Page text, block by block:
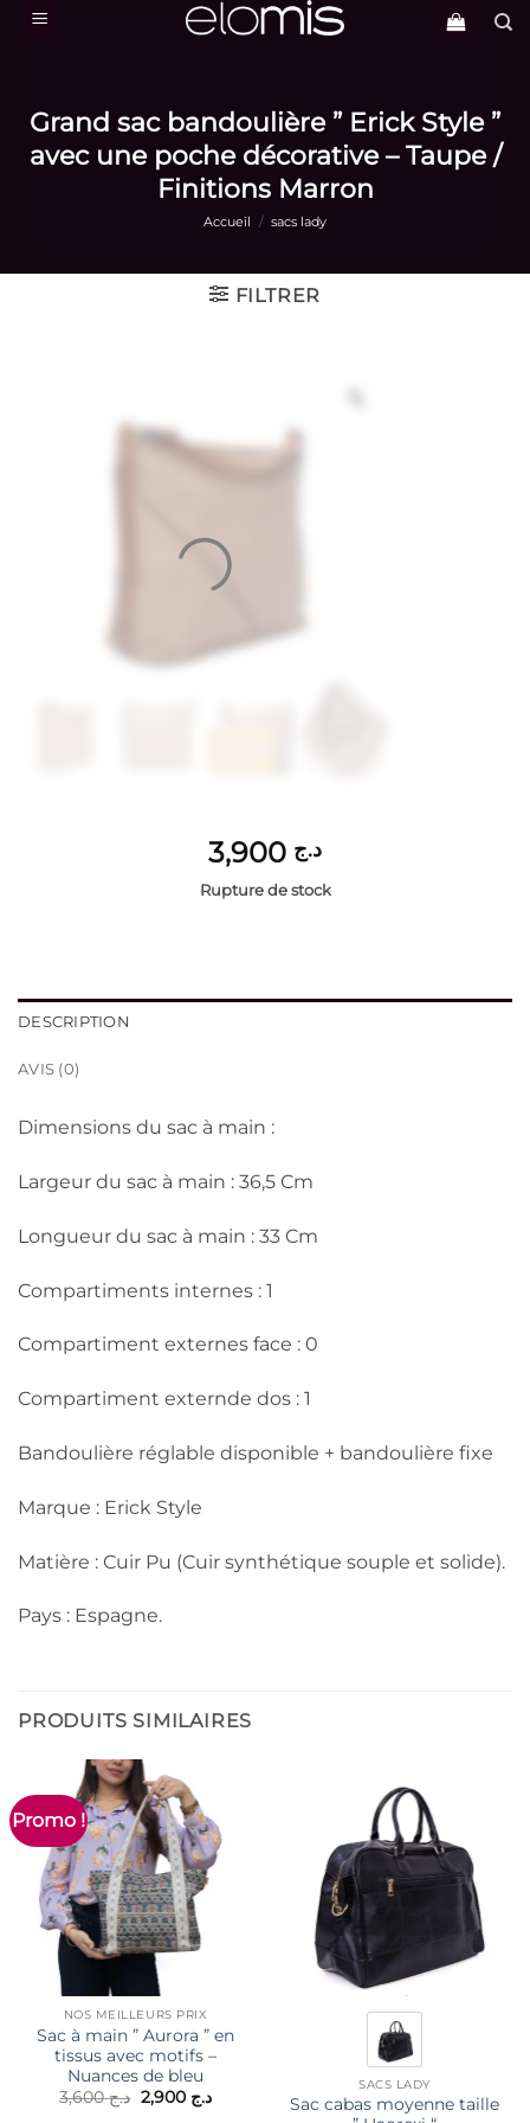
Passer
Grand sac bandoulière ” Erick Style ”
avec une poche décorative – Taupe /
Finitions Marron
Accueil / sacs lady
FILTRER
د.ج
Rupture de stock
DESCRIPTION
AVIS (0)
Dimensions du sac à main :
Largeur du sac à main : 36,5 Cm
Longueur du sac à main : 33 Cm
Compartiments internes : 1
Compartiment externes face : 0
Compartiment externde dos : 1
Bandoulière réglable disponible + bandoulière fixe
Marque : Erick Style
Matière : Cuir Pu (Cuir synthétique souple et solide).
Pays : Espagne.
PRODUITS SIMILAIRES
Promo !
NOS MEILLEURS PRIX
Sac à main ” Aurora ” en
tissus avec motifs –
Nuances de bleu
د.ج3,600
Le
prix
د.ج 2,900
Le
SACS LADY
Sac cabas moyenne taille